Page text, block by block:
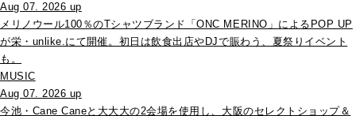
Aug 07. 2026 up
メリノウール100％のTシャツブランド「ONC MERINO」によるPOP UP
が栄・unlike.にて開催。初日は飲食出店やDJで賑わう、夏祭りイベント
も。
MUSIC
Aug 07. 2026 up
今池・Cane Caneと大大大の2会場を使用し、大阪のセレクトショップ＆